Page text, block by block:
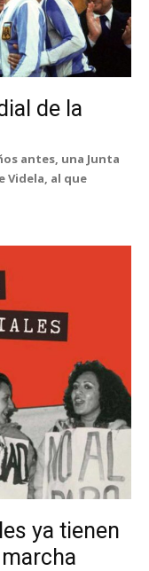
de la
antes, una Junta
Videla, al que
ya tienen